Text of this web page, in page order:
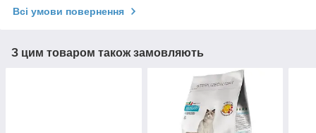
Всі умови повернення
З цим товаром також замовляють